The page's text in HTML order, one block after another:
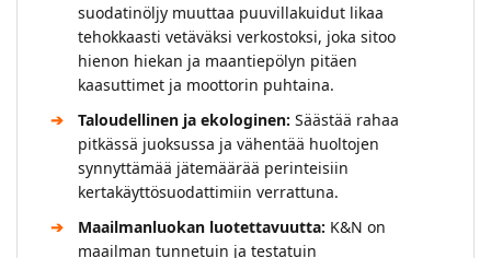
suodatinöljy muuttaa puuvillakuidut likaa
tehokkaasti vetäväksi verkostoksi, joka sitoo
hienon hiekan ja maantiepölyn pitäen
kaasuttimet ja moottorin puhtaina.
Taloudellinen ja ekologinen: Säästää rahaa
pitkässä juoksussa ja vähentää huoltojen
synnyttämää jätemäärää perinteisiin
kertakäyttösuodattimiin verrattuna.
Maailmanluokan luotettavuutta: K&N on
maailman tunnetuin ja testatuin